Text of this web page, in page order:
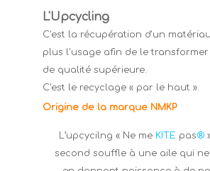
L'Upcycling
C'est la récupération d'un
plus l'usage afin de le
de qualité supérieure.
C'est le recyclage « par le haut ».
Origine de la marque NMKP
L’upcycilng « Ne me KITE pas®
second souffle à une aile qui